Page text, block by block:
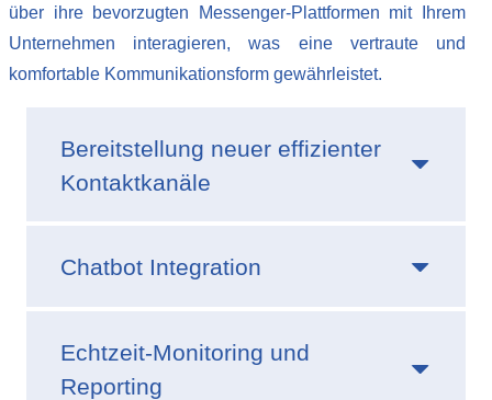
über ihre bevorzugten Messenger-Plattformen mit Ihrem
Unternehmen interagieren, was eine vertraute und
komfortable Kommunikationsform gewährleistet.
Bereitstellung neuer effizienter
Kontaktkanäle
Chatbot Integration
Echtzeit-Monitoring und
Reporting